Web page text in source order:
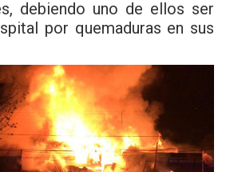
debiendo uno de ellos ser
por quemaduras en sus